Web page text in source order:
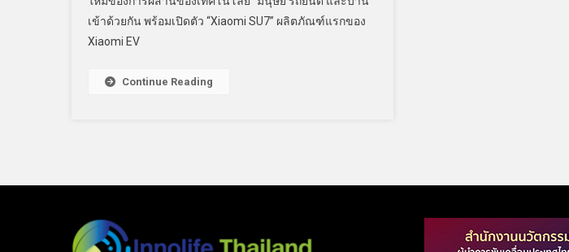
เข้าด้วยกัน พร้อมเปิดตัว “Xiaomi SU7” ผลิตภัณฑ์แรกของ
Xiaomi EV
Continue Reading